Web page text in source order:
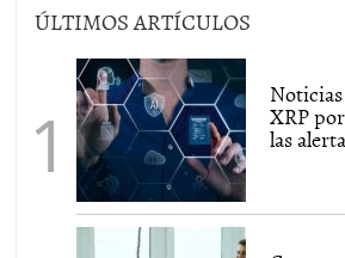
ÚLTIMOS ARTÍCULOS
XRP
las